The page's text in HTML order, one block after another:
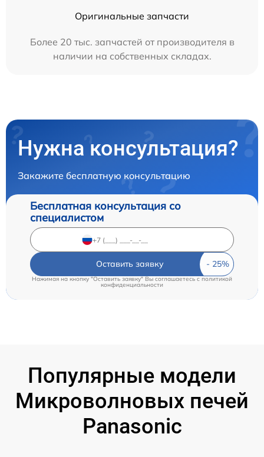
Оригинальные запчасти
Более 20 тыс. запчастей от производителя в
наличии на собственных складах.
Нужна консультация?
Закажите бесплатную консультацию
Бесплатная консультация со
специалистом
Оставить заявку
Нажимая на кнопку "Оставить заявку" Вы соглашаетесь cполитикой
конфиденциальности
Популярные модели
Микроволновых печей
Panasonic